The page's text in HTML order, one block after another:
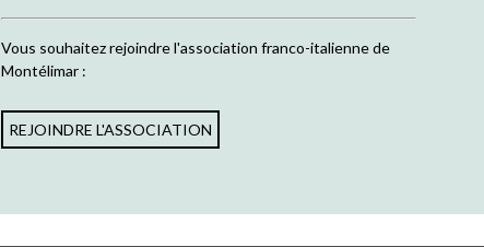
Vous souhaitez rejoindre l'association franco-italienne de
Montélimar :
REJOINDRE L'ASSOCIATION